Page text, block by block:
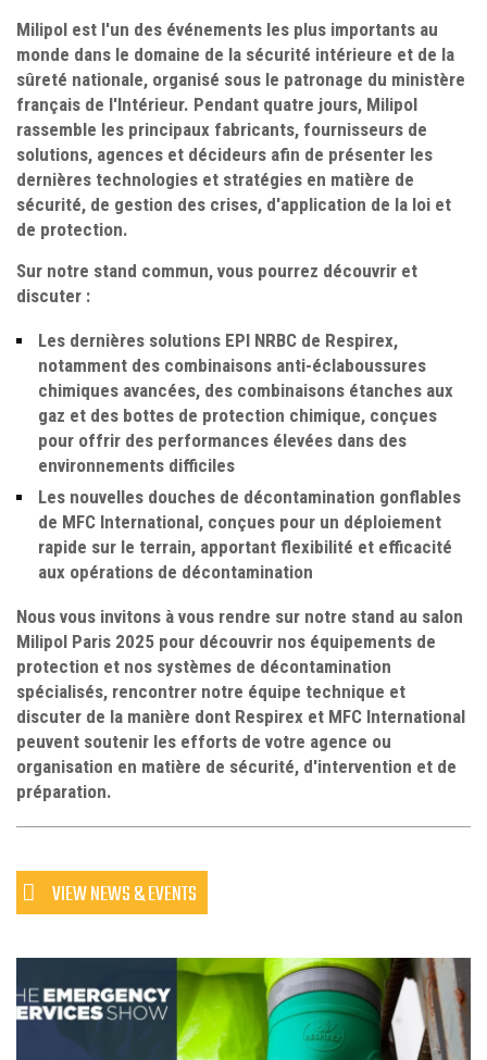
Milipol est l'un des événements les plus importants au
monde dans le domaine de la sécurité intérieure et de la
sûreté nationale, organisé sous le patronage du ministère
français de l'Intérieur. Pendant quatre jours, Milipol
rassemble les principaux fabricants, fournisseurs de
solutions, agences et décideurs afin de présenter les
dernières technologies et stratégies en matière de
sécurité, de gestion des crises, d'application de la loi et
de protection.
Sur notre stand commun, vous pourrez découvrir et
discuter :
Les dernières solutions EPI NRBC de Respirex,
notamment des combinaisons anti-éclaboussures
chimiques avancées, des combinaisons étanches aux
gaz et des bottes de protection chimique, conçues
pour offrir des performances élevées dans des
environnements difficiles
Les nouvelles douches de décontamination gonflables
de MFC International, conçues pour un déploiement
rapide sur le terrain, apportant flexibilité et efficacité
aux opérations de décontamination
Nous vous invitons à vous rendre sur notre stand au salon
Milipol Paris 2025 pour découvrir nos équipements de
protection et nos systèmes de décontamination
spécialisés, rencontrer notre équipe technique et
discuter de la manière dont Respirex et MFC International
peuvent soutenir les efforts de votre agence ou
organisation en matière de sécurité, d'intervention et de
préparation.
VIEW NEWS & EVENTS